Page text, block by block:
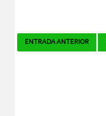
Navegador
ENTRADA ANTERIOR